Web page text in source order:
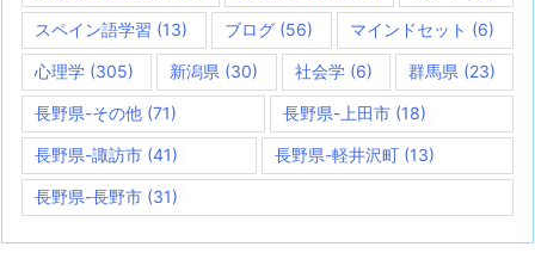
スペイン語学習 (13) ブログ (56) マインドセット (6)
心理学 (305) 新潟県 (30) 社会学(6) 群馬県 (23)
長野県-その他 (71) 長野県-上田市(18)
長野県-諏訪市 (41) 長野県-軽井沢町 (13)
長野県-長野市 (31)